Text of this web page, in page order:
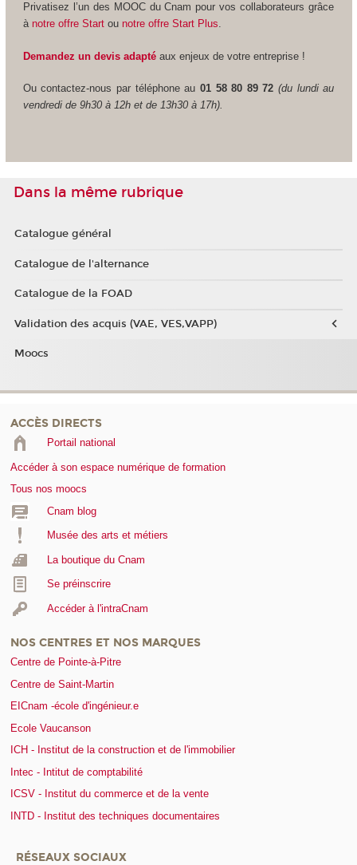
Privatisez l’un des MOOCdu Cnam pour vos collaborateurs grâce
à notre offre Start ou notre offre Start Plus.
Demandez un devis adapté aux enjeux de votre entreprise !
Ou contactez-nous par téléphone au 01 58 80 89 72 (du lundi au
vendredi de 9h30 à 12h et de 13h30 à 17h).
Dans la même rubrique
Catalogue général
Catalogue de l'alternance
Catalogue de la FOAD
Validation des acquis (VAE, VES,VAPP)
Moocs
ACCÈS DIRECTS
Portail national
Accéder à son espace numérique de formation
Tous nos moocs
Cnam blog
Musée des arts et métiers
La boutique du Cnam
Se préinscrire
Accéder à l'intraCnam
NOS CENTRES ET NOS MARQUES
Centre de Pointe-à-Pitre
Centre de Saint-Martin
EICnam -école d'ingénieur.e
Ecole Vaucanson
ICH - Institut de la construction et de l'immobilier
Intec - Intitut de comptabilité
ICSV - Institut du commerce et de la vente
INTD - Institut des techniques documentaires
RÉSEAUX SOCIAUX